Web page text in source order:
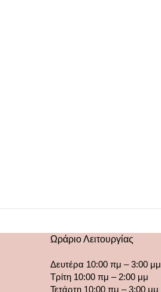
Ωράριο Λειτουργίας
Δευτέρα 10:00 πμ – 3:00 μμ
Τρίτη 10:00 πμ – 2:00 μμ
Τετάρτη 10:00 πμ – 3:00 μμ